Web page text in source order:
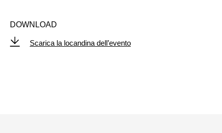
DOWNLOAD
Scarica la locandina dell’evento